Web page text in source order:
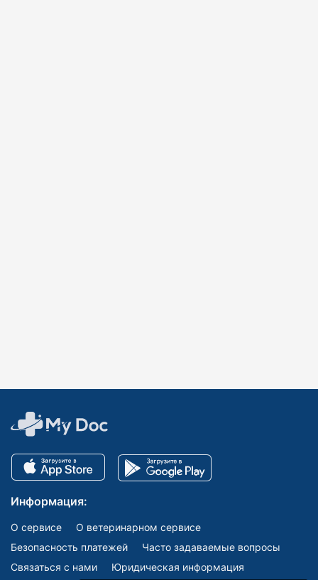
Информация:
О сервисе
О ветеринарном сервисе
Безопасность платежей
Часто задаваемые вопросы
Связаться с нами
Юридическая информация